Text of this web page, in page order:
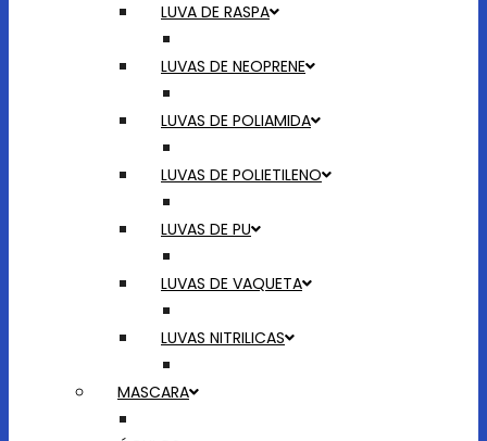
LUVA DE RASPA
LUVAS DE NEOPRENE
LUVAS DE POLIAMIDA
LUVAS DE POLIETILENO
LUVAS DE PU
LUVAS DE VAQUETA
LUVAS NITRILICAS
MASCARA